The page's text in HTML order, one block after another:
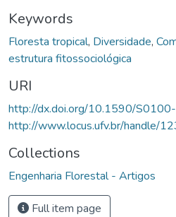
Keywords
Floresta tropical, Diversidade,
estrutura fitossociológica
URI
http://dx.doi.org/10.1590/
http://www.locus.ufv.br/handle/
Collections
Engenharia Florestal - Artigos
Full item page